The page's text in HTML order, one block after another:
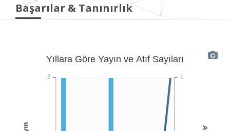
Başarılar & Tanınırlık
Yıllara Göre Yayın ve Atıf Sayıları
1
2